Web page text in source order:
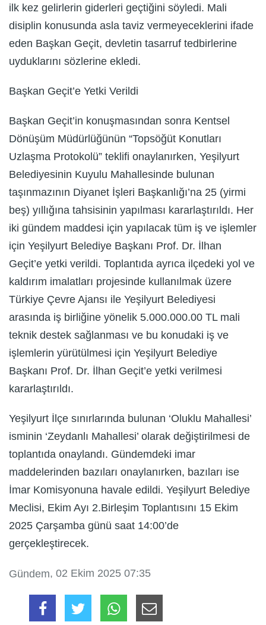
ilk kez gelirlerin giderleri geçtiğini söyledi. Mali
disiplin konusunda asla taviz vermeyeceklerini ifade
eden Başkan Geçit, devletin tasarruf tedbirlerine
uyduklarını sözlerine ekledi.
Başkan Geçit’e Yetki Verildi
Başkan Geçit’in konuşmasından sonra Kentsel
Dönüşüm Müdürlüğünün “Topsöğüt Konutları
Uzlaşma Protokolü” teklifi onaylanırken, Yeşilyurt
Belediyesinin Kuyulu Mahallesinde bulunan
taşınmazının Diyanet İşleri Başkanlığı’na 25 (yirmi
beş) yıllığına tahsisinin yapılması kararlaştırıldı. Her
iki gündem maddesi için yapılacak tüm iş ve işlemler
için Yeşilyurt Belediye Başkanı Prof. Dr. İlhan
Geçit’e yetki verildi. Toplantıda ayrıca ilçedeki yol ve
kaldırım imalatları projesinde kullanılmak üzere
Türkiye Çevre Ajansı ile Yeşilyurt Belediyesi
arasında iş birliğine yönelik 5.000.000.00 TL mali
teknik destek sağlanması ve bu konudaki iş ve
işlemlerin yürütülmesi için Yeşilyurt Belediye
Başkanı Prof. Dr. İlhan Geçit’e yetki verilmesi
kararlaştırıldı.
Yeşilyurt İlçe sınırlarında bulunan ‘Oluklu Mahallesi’
isminin ‘Zeydanlı Mahallesi’ olarak değiştirilmesi de
toplantıda onaylandı. Gündemdeki imar
maddelerinden bazıları onaylanırken, bazıları ise
İmar Komisyonuna havale edildi. Yeşilyurt Belediye
Meclisi, Ekim Ayı 2.Birleşim Toplantısını 15 Ekim
2025 Çarşamba günü saat 14:00’de
gerçekleştirecek.
Gündem, 02 Ekim 2025 07:35